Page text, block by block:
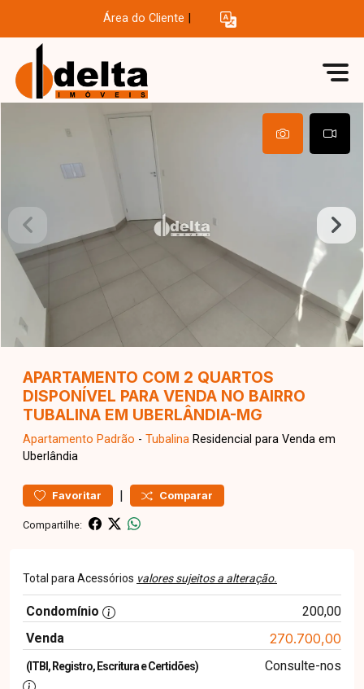
Área do Cliente
APARTAMENTO COM 2 QUARTOS
DISPONÍVEL PARA VENDA NO BAIRRO
TUBALINA EM UBERLÂNDIA-MG
Apartamento Padrão - Tubalina Residencial para Venda em
Uberlândia
Favoritar | Comparar
Compartilhe:
Total para Acessórios valores sujeitos a alteração.
Condomínio
200,00
Venda
270.700,00
(ITBI, Registro, Escritura e Certidões) Consulte-nos